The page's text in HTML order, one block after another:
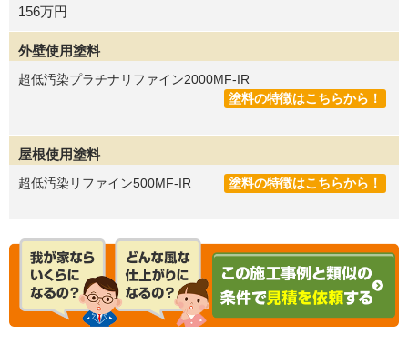
156万円
外壁使用塗料
超低汚染プラチナリファイン2000MF-IR
塗料の特徴はこちらから！
屋根使用塗料
超低汚染リファイン500MF-IR 塗料の特徴はこちらから！